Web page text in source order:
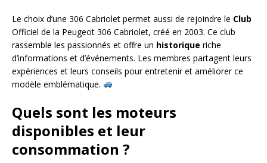
Le choix d’une 306 Cabriolet permet aussi de rejoindre le Club
Officiel de la Peugeot 306 Cabriolet, créé en 2003. Ce club
rassemble les passionnés et offre un historique riche
d’informations et d’événements. Les membres partagent leurs
expériences et leurs conseils pour entretenir et améliorer ce
modèle emblématique.
Quels sont les moteurs
disponibles et leur
consommation ?